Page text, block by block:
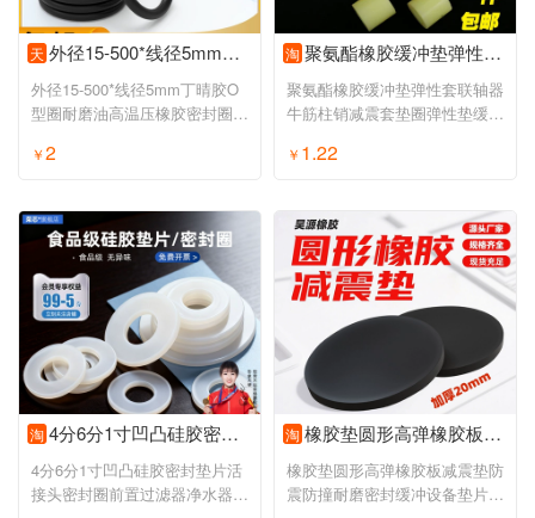
天 外径15-500*线径5mm丁晴胶O型圈耐磨油高温压橡胶密封圈大全NBR黑
外径15-500*线径5mm丁晴胶O
型圈耐磨油高温压橡胶密封圈大
￥2
淘 聚氨酯橡胶缓冲垫弹性套联轴器牛筋柱销减震套垫圈弹性垫缓冲胶垫
聚氨酯橡胶缓冲垫弹性套联轴器
牛筋柱销减震套垫圈弹性垫缓冲
￥ 1.22
淘 4分6分1寸凹凸硅胶密封垫片活接头密封圈前置过滤器净水器家用
4分6分1寸凹凸硅胶密封垫片活
接头密封圈前置过滤器净水器家
淘 橡胶垫圆形高弹橡胶板减震垫防震防撞耐磨密封缓冲设备垫片垫圈
橡胶垫圆形高弹橡胶板减震垫防
震防撞耐磨密封缓冲设备垫片垫